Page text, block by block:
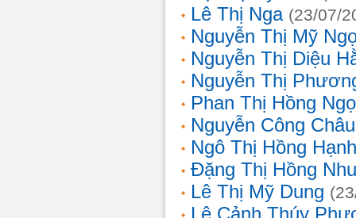
Lê Thị Nga (23/07/
Nguyễn Thị Mỹ
Nguyễn Thị Diệu
Nguyễn Thị
Phan Thị Hồng
Nguyễn Công Châu
Ngô Thị Hồng Hạnh
Đặng Thị Hồng
Lê Thị Mỹ Dung
Lê Cảnh Thúy